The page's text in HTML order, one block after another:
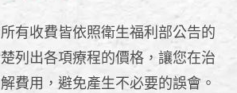
有收費皆依照衛生福利部公告的
列出各項療程的價格，讓您在治
費用，避免產生不必要的誤會。